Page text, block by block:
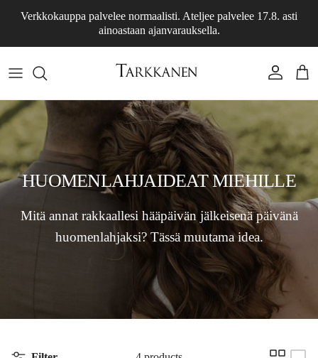
Verkkokauppa palvelee normaalisti. Ateljee palvelee 17.8. asti
ainoastaan ajanvarauksella.
Account Cart
HUOMENLAHJAIDEAT MIEHILLE
Mitä annat rakkaallesi hääpäivän jälkeisenä päivänä
huomenlahjaksi? Tässä muutama idea.